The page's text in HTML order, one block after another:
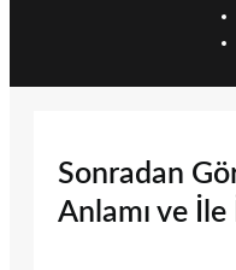
Sonradan
Anlamı ve